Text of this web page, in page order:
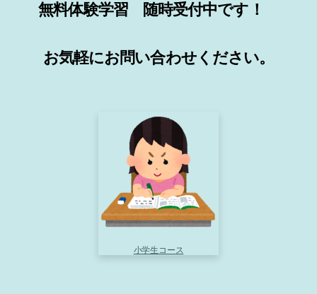
無料体験学習 随時受付中です！
お気軽にお問い合わせください。
小学生コース